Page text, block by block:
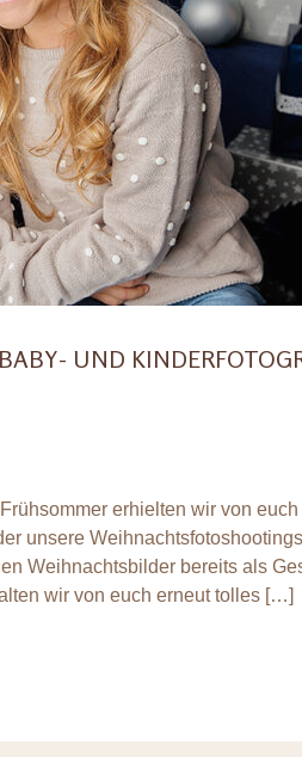
UND
erhielten wir von
unsere
Weihnachtsbilder bereits als
wir von euch erneut tolles […]